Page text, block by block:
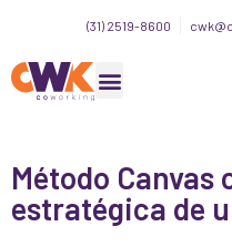
(31) 2519-8600
Método Canvas
estratégica de